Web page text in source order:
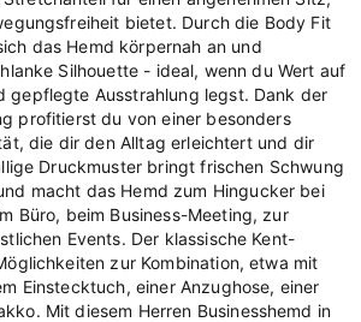
bietet. Durch die Body Fit
das Hemd körpernah an und
Silhouette - ideal, wenn du Wert auf
gepflegte Ausstrahlung legst. Dank der
profitierst du von einer besonders
die dir den Alltag erleichtert und dir
Druckmuster bringt frischen Schwung
macht das Hemd zum Hingucker bei
Büro, beim Business-Meeting, zur
Events. Der klassische Kent-
zur Kombination, etwa mit
Einstecktuch, einer Anzughose, einer
Mit diesem Herren Businesshemd in